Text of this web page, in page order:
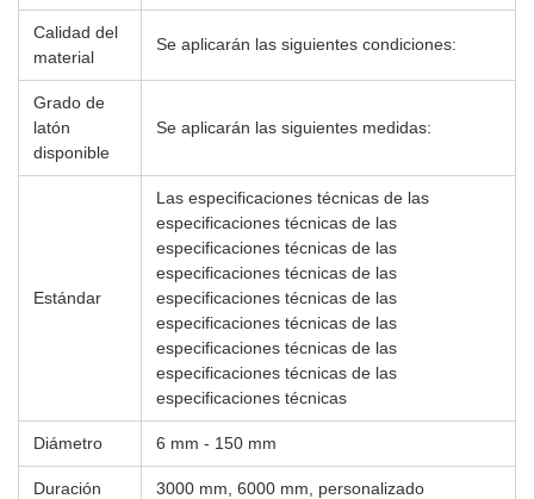
Calidad del
material
Se aplicarán las siguientes condiciones:
Grado de
latón
disponible
Se aplicarán las siguientes medidas:
Estándar
Las especificaciones técnicas de las
especificaciones técnicas de las
especificaciones técnicas de las
especificaciones técnicas de las
especificaciones técnicas de las
especificaciones técnicas de las
especificaciones técnicas de las
especificaciones técnicas de las
especificaciones técnicas
Diámetro 6 mm - 150 mm
Duración 3000 mm, 6000 mm, personalizado